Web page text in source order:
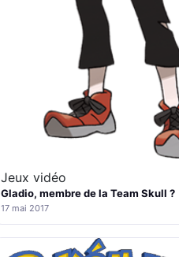
Jeux vidéo
Gladio, membre de la Team Skull ?
17 mai 2017